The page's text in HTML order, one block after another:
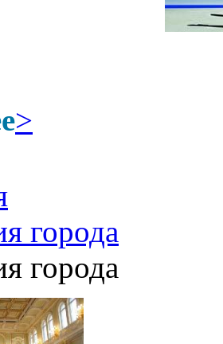
>
города
города